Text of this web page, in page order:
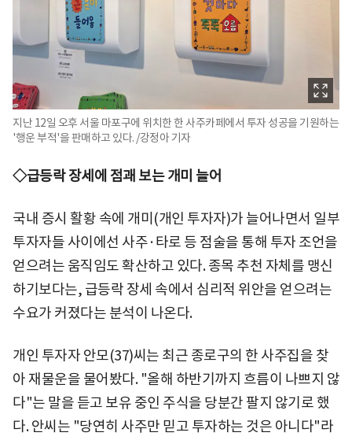
지난 12일 오후 서울 마포구에 위치한 한 사주카페에서 투자 성공을 기원하는
'행운 부적'을 판매하고 있다. /강정아 기자
◇급등락 장세에 점괘 보는 개미 늘어
국내 증시 활황 속에 개미(개인 투자자)가 늘어나면서 일부
투자자들 사이에선 사주·타로 등 점술을 통해 투자 조언을
얻으려는 움직임도 확산하고 있다. 종목 추천 자체를 맹신
하기보다는, 급등락 장세 속에서 심리적 위안을 얻으려는
수요가 커졌다는 분석이 나온다.
개인 투자자 안모(37)씨는 최근 종로구의 한 사주집을 찾
아 재물운을 물어봤다. "올해 하반기까지 흐름이 나쁘지 않
다"는 말을 듣고 보유 중인 주식을 당분간 팔지 않기로 했
다. 안씨는 "당연히 사주만 믿고 투자하는 것은 아니다"라